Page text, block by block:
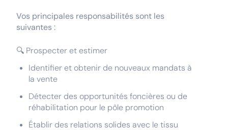
Vos principales responsabilités sont les
suivantes :
🔍 Prospecter et estimer
Identifier et obtenir de nouveaux mandats à
la vente
Détecter des opportunités foncières ou de
réhabilitation pour le pôle promotion
Établir des relations solides avec le tissu